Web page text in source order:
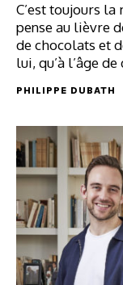
C’est toujours la
pense au lièvre
de chocolats et
lui, qu’à l’âge
PHILIPPE DUBATH